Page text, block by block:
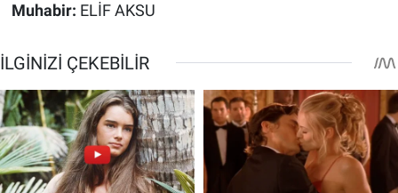
Muhabir: ELİF AKSU